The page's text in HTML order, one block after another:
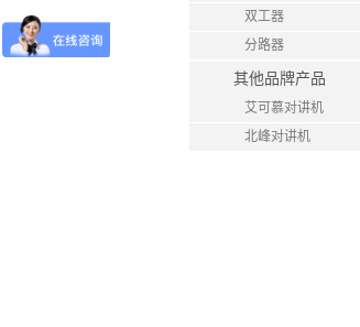
双工器
分路器
其他品牌产品
艾可慕对讲机
北峰对讲机